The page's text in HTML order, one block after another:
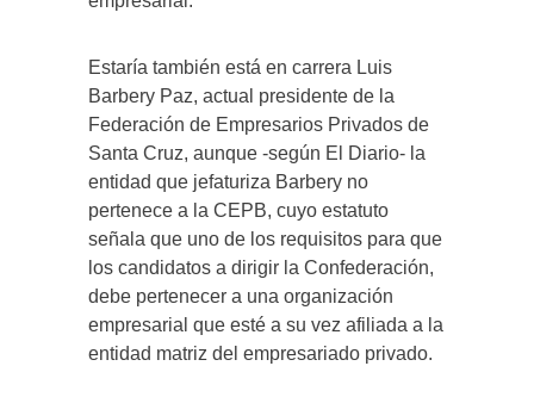
Estaría también está en carrera Luis
Barbery Paz, actual presidente de la
Federación de Empresarios Privados de
Santa Cruz, aunque -según El Diario- la
entidad que jefaturiza Barbery no
pertenece a la CEPB, cuyo estatuto
señala que uno de los requisitos para que
los candidatos a dirigir la Confederación,
debe pertenecer a una organización
empresarial que esté a su vez afiliada a la
entidad matriz del empresariado privado.